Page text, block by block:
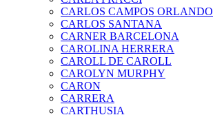
CARLOS CAMPOS ORLANDO
CARLOS SANTANA
CARNER BARCELONA
CAROLINA HERRERA
CAROLL DE CAROLL
CAROLYN MURPHY
CARON
CARRERA
CARTHUSIA